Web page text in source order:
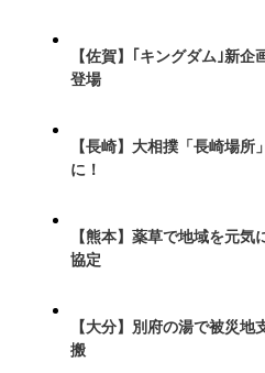
【佐賀】｢キングダム｣新
登場
【長崎】大相撲「長崎場
に！
【熊本】薬草で地域を元
協定
【大分】別府の湯で被災
搬